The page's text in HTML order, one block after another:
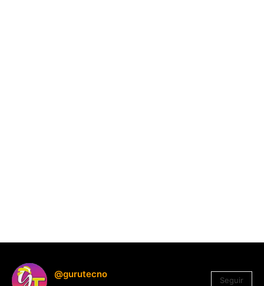
@gurutecno
Seguir